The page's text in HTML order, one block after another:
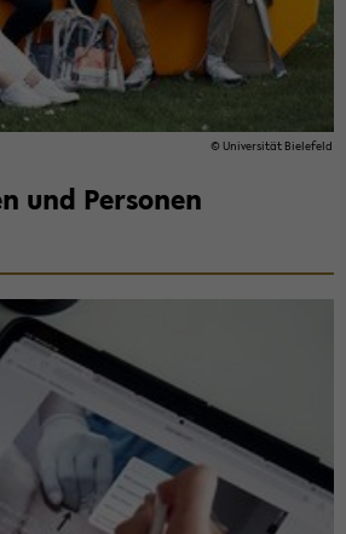
© Uni­ver­si­tät Bie­le­feld
und Per­so­nen